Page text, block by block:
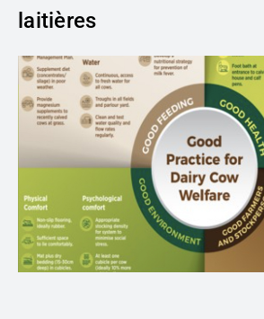
laitières